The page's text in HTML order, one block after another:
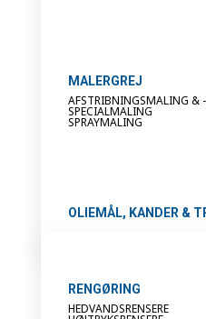
MALERGREJ
AFSTRIBNINGSMALING &
SPECIALMALING
SPRAYMALING
OLIEMÅL, KANDER &
RENGØRING
HEDVANDSRENSERE